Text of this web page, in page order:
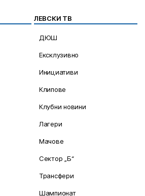
ЛЕВСКИ ТВ
ДЮШ
Ексклузивно
Инициативи
Клипове
Клубни новини
Лагери
Мачове
Сектор „Б“
Трансфери
Шампионат